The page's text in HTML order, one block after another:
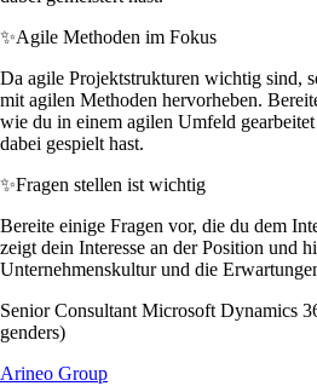
✨Agile Methoden im Fokus
Da agile Projektstrukturen wichtig sind,
mit agilen Methoden hervorheben.
wie du in einem agilen Umfeld
dabei gespielt hast.
✨Fragen stellen ist wichtig
Bereite einige Fragen vor, die du dem
zeigt dein Interesse an der Position und
Unternehmenskultur und die
Senior Consultant Microsoft Dynamics
genders)
Arineo Group